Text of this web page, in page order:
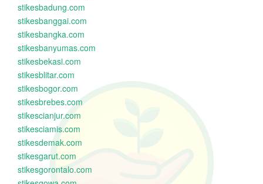
stikesbadung.com
stikesbanggai.com
stikesbangka.com
stikesbanyumas.com
stikesbekasi.com
stikesblitar.com
stikesbogor.com
stikesbrebes.com
stikescianjur.com
stikesciamis.com
stikesdemak.com
stikesgarut.com
stikesgorontalo.com